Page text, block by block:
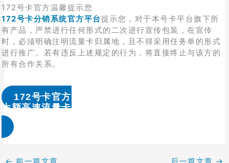
172号卡官方温馨提示您
172号卡分销系统官方平台提示您，对于本号卡平台旗下所
有产品，严禁进行任何形式的二次进行宣传包装，在宣传
时，必须明确注明流量卡归属地，且不得采用任务单的形式
进行推广。若有违反上述规定的行为，将直接终止与该方的
所有合作关系。
172号卡官方
大额高速流量卡办理 & 流量卡代理加盟